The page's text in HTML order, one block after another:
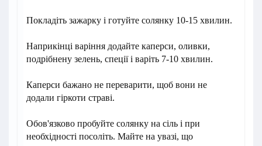
Покладіть зажарку і готуйте солянку 10-15 хвилин.
Наприкінці варіння додайте каперси, оливки,
подрібнену зелень, спеції і варіть 7-10 хвилин.
Каперси бажано не переварити, щоб вони не
додали гіркоти страві.
Обов'язково пробуйте солянку на сіль і при
необхідності посоліть. Майте на увазі, що